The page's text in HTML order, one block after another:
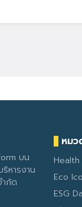
บน
ริหารงาน
กัด
หม
Eco
ESG